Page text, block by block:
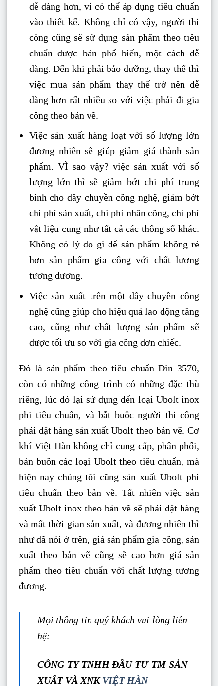
dễ dàng hơn, vì có thể áp dụng tiêu chuẩn
vào thiết kế. Không chỉ có vậy, người thi
công cũng sẽ sử dụng sản phẩm theo tiêu
chuẩn được bán phổ biến, một cách dễ
dàng. Đến khi phải bảo dưỡng, thay thế thì
việc mua sản phẩm thay thế trở nên dễ
dàng hơn rất nhiều so với việc phải đi gia
công theo bản vẽ.
Việc sản xuất hàng loạt với số lượng lớn
đương nhiên sẽ giúp giảm giá thành sản
phẩm. VÌ sao vậy? việc sản xuất với số
lượng lớn thì sẽ giảm bớt chi phí trung
bình cho dây chuyền công nghệ, giảm bớt
chi phí sản xuất, chi phí nhân công, chi phí
vật liệu cung như tất cả các thông số khác.
Không có lý do gì để sản phẩm không rẻ
hơn sản phẩm gia công với chất lượng
tương đương.
Việc sản xuất trên một dây chuyền công
nghệ cũng giúp cho hiệu quả lao động tăng
cao, cũng như chất lượng sản phẩm sẽ
được tối ưu so với gia công đơn chiếc.
Đó là sản phẩm theo tiêu chuẩn Din 3570,
còn có những công trình có những đặc thù
riêng, lúc đó lại sử dụng đến loại Ubolt inox
phi tiêu chuẩn, và bắt buộc người thi công
phải đặt hàng sản xuất Ubolt theo bản vẽ. Cơ
khí Việt Hàn không chỉ cung cấp, phân phối,
bán buôn các loại Ubolt theo tiêu chuẩn, mà
hiện nay chúng tôi cũng sản xuất Ubolt phi
tiêu chuẩn theo bản vẽ. Tất nhiên việc sản
xuất Ubolt inox theo bản vẽ sẽ phải đặt hàng
và mất thời gian sản xuất, và đương nhiên thì
như đã nói ở trên, giá sản phẩm gia công, sản
xuất theo bản vẽ cũng sẽ cao hơn giá sản
phẩm theo tiêu chuẩn với chất lượng tương
đương.
Mọi thông tin quý khách vui lòng liên
hệ:
CÔNG TY TNHH ĐẦU TƯ TM SẢN
XUẤT VÀ XNKVIỆT HÀN